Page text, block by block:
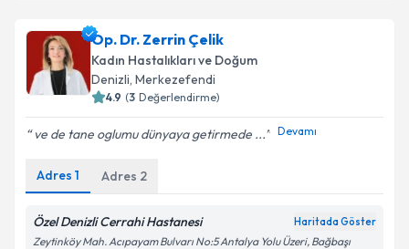
Doç. Dr. Gülşah Selvi Demirtaş
talebi oluşturun. Size bu uzmandan randevu almanız
için bir takvim hazırlandığında e-posta ile
bilgilendireceğiz.
E-posta Adresiniz
Kişisel verilerimin işlenmesine ilişkin
Aydınlatma
Metni'ni okudum ve kişisel verilerimin belirtilen
Op. Dr. Zerrin Çelik
Kadın Hastalıkları ve Doğum
Denizli, Merkezefendi
4.9 (3 Değerlendirme)
ve de tane oglumu dünyaya getirmede ... Devamı
Adres 1 Adres 2
Özel Denizli Cerrahi Hastanesi Haritada Göster
Zeytinköy Mah. Acıpayam Bulvarı No:5 Antalya Yolu Üzeri, Bağbaşı